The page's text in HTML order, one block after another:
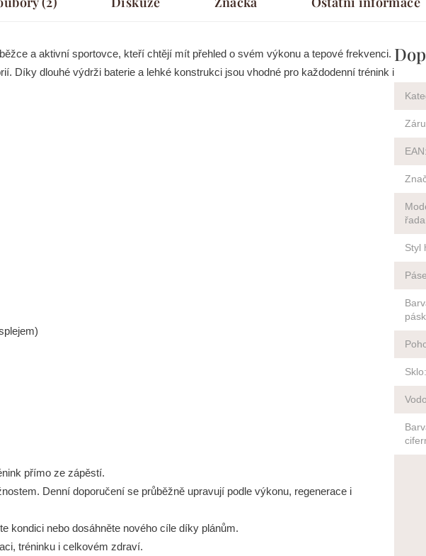
a aktivní sportovce, kteří chtějí mít přehled o svém výkonu a tepové frekvenci.
Díky dlouhé výdrži baterie a lehké konstrukci jsou vhodné pro každodenní trénink i
přímo ze zápěstí.
Denní doporučení se průběžně upravují podle výkonu, regenerace i
kondici nebo dosáhněte nového cíle díky plánům.
tréninku i celkovém zdraví.
EAN:
řada
Styl
Sklo: